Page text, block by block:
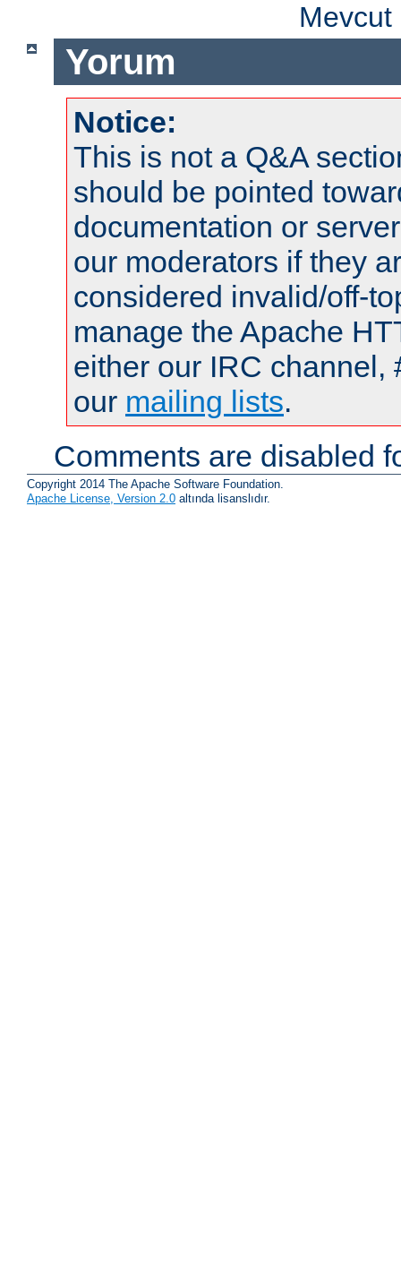
Yorum
Notice:
This is not a Q&A
should be pointed
documentation or
our moderators if they
considered invalid/off-
manage the Apache
either our IRC channel,
our mailing lists.
Comments are disabled
Copyright 2014 The Apache Software Foundation.
Apache License, Version 2.0 altında lisanslıdır.